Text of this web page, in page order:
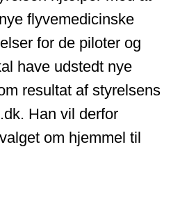
flyvemedicinske
for de piloter og
have udstedt nye
resultat af styrelsens
Han vil derfor
om hjemmel til